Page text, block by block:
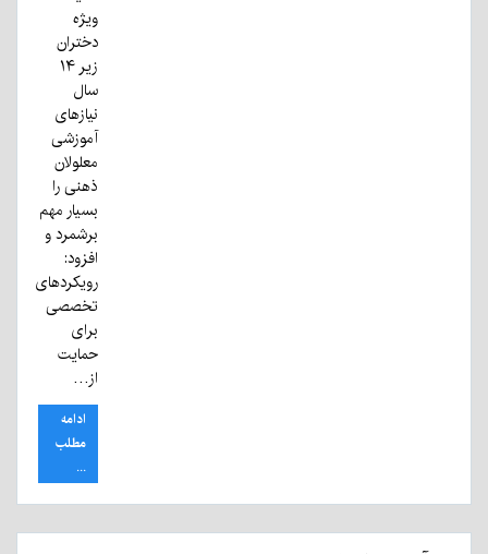
ویژه
دختران
زیر ۱۴
سال
نیازهای
آموزشی
معلولان
ذهنی را
بسیار مهم
برشمرد و
افزود:
رویکردهای
تخصصی
برای
حمایت
از…
ادامه
مطلب
...